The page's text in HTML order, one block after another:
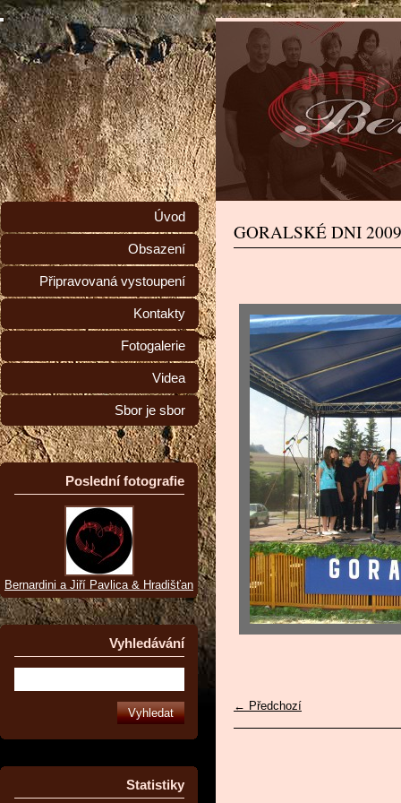
GORALSKÉ DNI 2009
← Předchozí
Úvod
Obsazení
Připravovaná vystoupení
Kontakty
Fotogalerie
Videa
Sbor je sbor
Poslední fotografie
Bernardini a Jiří Pavlica & Hradišťan
Vyhledávání
Statistiky